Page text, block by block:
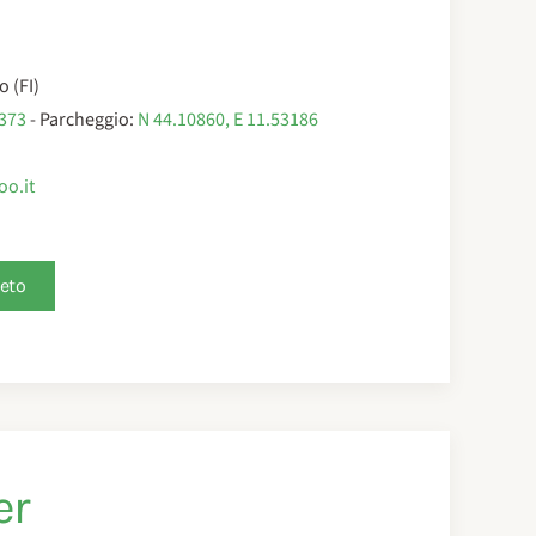
(FI)
- Parcheggio: N 44.10860, E 11.53186